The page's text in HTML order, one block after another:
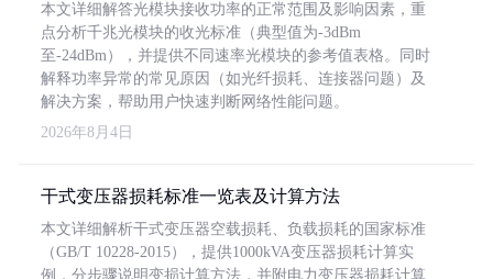
本文详细解答光模块接收功率的正常范围及影响因素，重
点分析千兆光模块的收光标准（典型值为-3dBm
至-24dBm），并提供不同速率光模块的参考值表格。同时
解释功率异常的常见原因（如光纤损耗、连接器问题）及
解决方案，帮助用户快速判断网络性能问题。
2026年8月4日
干式变压器损耗标准一览表及计算方法
本文详细解析干式变压器空载损耗、负载损耗的国家标准
（GB/T 10228-2015），提供1000kVA变压器损耗计算实
例，分步骤说明变损计算方法，并附电力变压器损耗计算